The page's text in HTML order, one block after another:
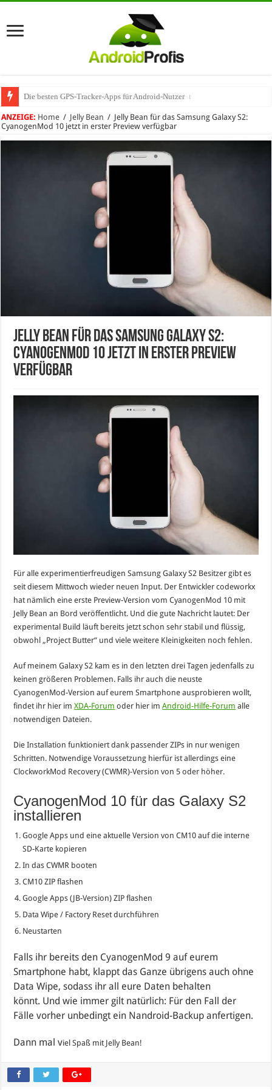
Die besten GPS-Tracker-Apps für Android-Nutzer
Umhängeband fürs Handy: Warum das praktisch ist
ANZEIGE: Home / Jelly Bean / Jelly Bean für das Samsung Galaxy S2:
CyanogenMod 10 jetzt in erster Preview verfügbar
Jelly Bean für das Samsung Galaxy S2:
CyanogenMod 10 jetzt in erster Preview
verfügbar
Für alle experimentierfreudigen Samsung Galaxy S2 Besitzer gibt es
seit diesem Mittwoch wieder neuen Input. Der Entwickler codeworkx
hat nämlich eine erste Preview-Version vom CyanogenMod 10 mit
Jelly Bean an Bord veröffentlicht. Und die gute Nachricht lautet: Der
experimental Build läuft bereits jetzt schon sehr stabil und flüssig,
obwohl „Project Butter“ und viele weitere Kleinigkeiten noch fehlen.
Auf meinem Galaxy S2 kam es in den letzten drei Tagen jedenfalls zu
keinen größeren Problemen. Falls ihr auch die neuste
CyanogenMod-Version auf eurem Smartphone ausprobieren wollt,
findet ihr hier imXDA-Forum oder hier imAndroid-Hilfe-Forum alle
notwendigen Dateien.
Die Installation funktioniert dank passender ZIPs in nur wenigen
Schritten. Notwendige Voraussetzung hierfür ist allerdings eine
ClockworkMod Recovery (CWMR)-Version von 5 oder höher.
CyanogenMod 10 für das Galaxy S2
installieren
Google Apps und eine aktuelle Version von CM10 auf die interne
SD-Karte kopieren
In das CWMR booten
CM10 ZIP flashen
Google Apps (JB-Version) ZIP flashen
Data Wipe / Factory Reset durchführen
Neustarten
Falls ihr bereits den CyanogenMod 9 auf eurem
Smartphone habt, klappt das Ganze übrigens auch ohne
Data Wipe, sodass ihr all eure Daten behalten
könnt. Und wie immer gilt natürlich: Für den Fall der
Fälle vorher unbedingt ein Nandroid-Backup anfertigen.
Dann mal viel Spaß mit Jelly Bean!